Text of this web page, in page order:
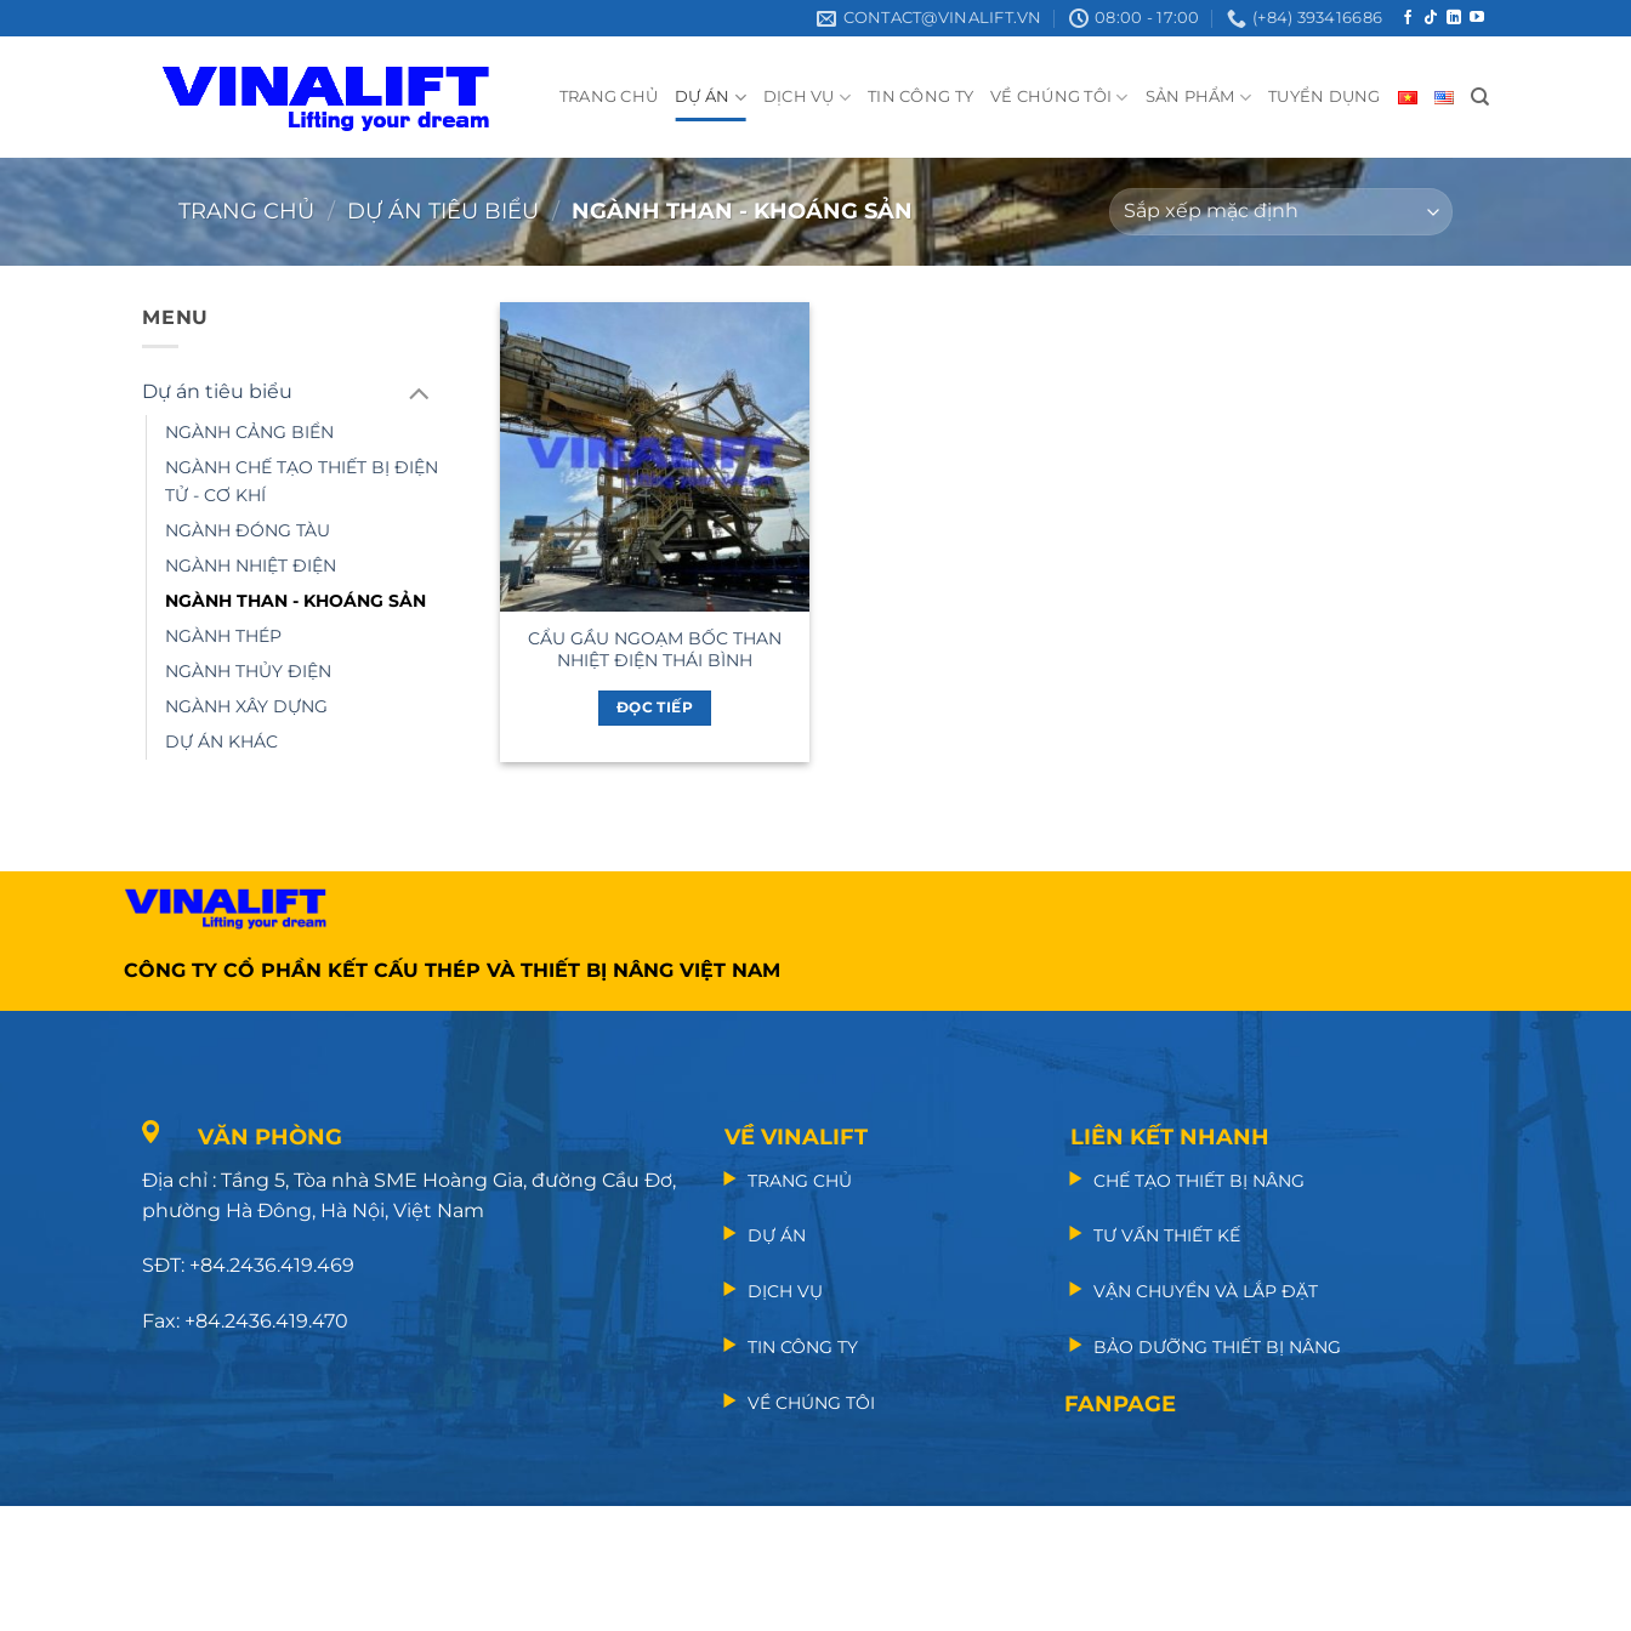
qua
CONTACT@VINALIFT.VN 08:00 - 17:00 (+84) 393416686
TRANG CHỦ DỰ ÁN DỊCH VỤ TIN CÔNG TY VỀ CHÚNG TÔI SẢN PHẨM TUYỂN DỤNG
TRANG CHỦ / DỰ ÁN TIÊU BIỂU / NGÀNH THAN - KHOÁNG SẢN
MENU
Dự án tiêu biểu
NGÀNH CẢNG BIỂN
NGÀNH CHẾ TẠO THIẾT BỊ ĐIỆN
TỬ - CƠ KHÍ
NGÀNH ĐÓNG TÀU
NGÀNH NHIỆT ĐIỆN
NGÀNH THAN - KHOÁNG SẢN
NGÀNH THÉP
NGÀNH THỦY ĐIỆN
NGÀNH XÂY DỰNG
DỰ ÁN KHÁC
CẨU GẦU NGOẠM BỐC THAN
NHIỆT ĐIỆN THÁI BÌNH
ĐỌC TIẾP
CÔNG TY CỔ PHẦN KẾT CẤU THÉP VÀ THIẾT BỊ NÂNG VIỆT NAM
VĂN PHÒNG
Địa chỉ : Tầng 5, Tòa nhà SME Hoàng Gia, đường Cầu Đơ,
phường Hà Đông, Hà Nội, Việt Nam
SĐT: +84.2436.419.469
Fax: +84.2436.419.470
VỀ VINALIFT
TRANG CHỦ
DỰ ÁN
DỊCH VỤ
TIN CÔNG TY
VỀ CHÚNG TÔI
LIÊN KẾT NHANH
CHẾ TẠO THIẾT BỊ NÂNG
TƯ VẤN THIẾT KẾ
VẬN CHUYỂN VÀ LẮP ĐẶT
BẢO DƯỠNG THIẾT BỊ NÂNG
FANPAGE